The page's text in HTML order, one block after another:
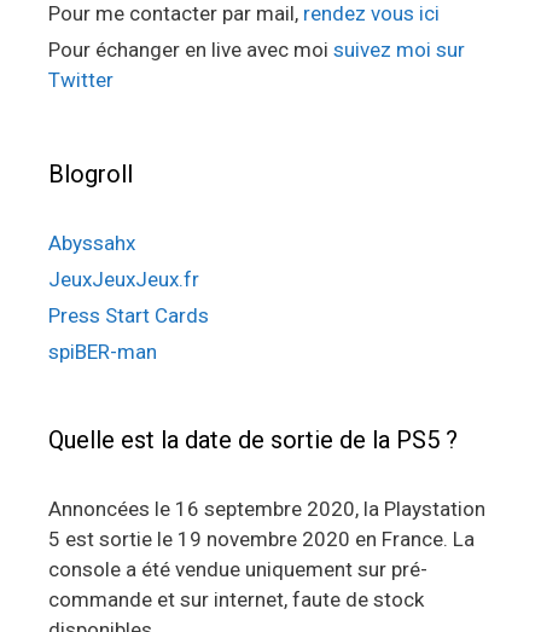
Pour me contacter par mail, rendez vous ici
Pour échanger en live avec moi suivez moi sur
Twitter
Blogroll
Abyssahx
JeuxJeuxJeux.fr
Press Start Cards
spiBER-man
Quelle est la date de sortie de la PS5 ?
Annoncées le 16 septembre 2020, la Playstation
5 est sortie le 19 novembre 2020 en France. La
console a été vendue uniquement sur pré-
commande et sur internet, faute de stock